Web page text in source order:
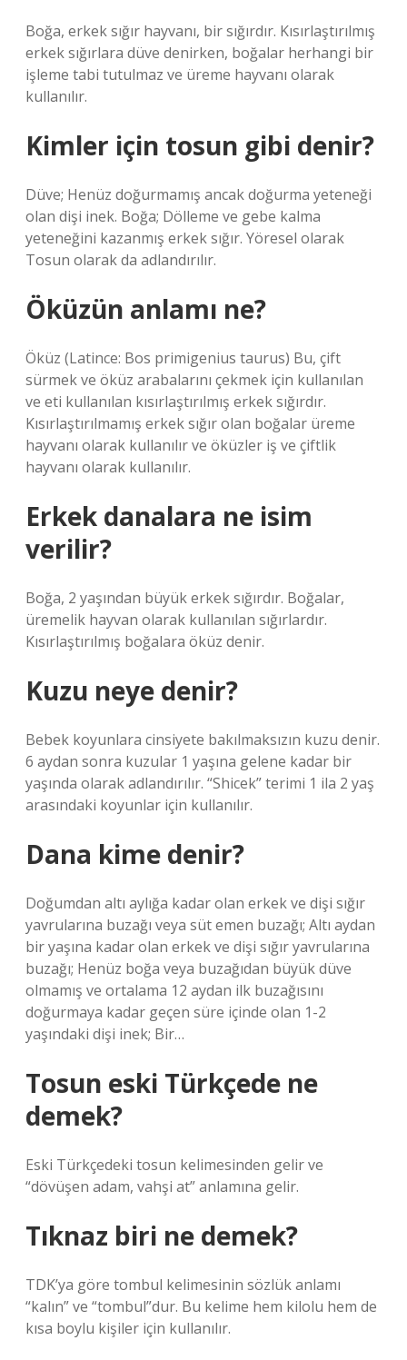
Boğa, erkek sığır hayvanı, bir sığırdır. Kısırlaştırılmış
erkek sığırlara düve denirken, boğalar herhangi bir
işleme tabi tutulmaz ve üreme hayvanı olarak
kullanılır.
Kimler için tosun gibi denir?
Düve; Henüz doğurmamış ancak doğurma yeteneği
olan dişi inek. Boğa; Dölleme ve gebe kalma
yeteneğini kazanmış erkek sığır. Yöresel olarak
Tosun olarak da adlandırılır.
Öküzün anlamı ne?
Öküz (Latince: Bos primigenius taurus) Bu, çift
sürmek ve öküz arabalarını çekmek için kullanılan
ve eti kullanılan kısırlaştırılmış erkek sığırdır.
Kısırlaştırılmamış erkek sığır olan boğalar üreme
hayvanı olarak kullanılır ve öküzler iş ve çiftlik
hayvanı olarak kullanılır.
Erkek danalara ne isim
verilir?
Boğa, 2 yaşından büyük erkek sığırdır. Boğalar,
üremelik hayvan olarak kullanılan sığırlardır.
Kısırlaştırılmış boğalara öküz denir.
Kuzu neye denir?
Bebek koyunlara cinsiyete bakılmaksızın kuzu denir.
6 aydan sonra kuzular 1 yaşına gelene kadar bir
yaşında olarak adlandırılır. “Shicek” terimi 1 ila 2 yaş
arasındaki koyunlar için kullanılır.
Dana kime denir?
Doğumdan altı aylığa kadar olan erkek ve dişi sığır
yavrularına buzağı veya süt emen buzağı; Altı aydan
bir yaşına kadar olan erkek ve dişi sığır yavrularına
buzağı; Henüz boğa veya buzağıdan büyük düve
olmamış ve ortalama 12 aydan ilk buzağısını
doğurmaya kadar geçen süre içinde olan 1-2
yaşındaki dişi inek; Bir…
Tosun eski Türkçede ne
demek?
Eski Türkçedeki tosun kelimesinden gelir ve
“dövüşen adam, vahşi at” anlamına gelir.
Tıknaz biri ne demek?
TDK’ya göre tombul kelimesinin sözlük anlamı
“kalın” ve “tombul”dur. Bu kelime hem kilolu hem de
kısa boylu kişiler için kullanılır.